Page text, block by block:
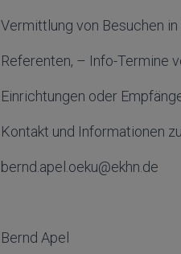
Vermittlung von Besuchen
Referenten, – Info-Termine
Einrichtungen oder
Kontakt und Informationen
bernd.apel.oeku@ekhn.de
Bernd Apel